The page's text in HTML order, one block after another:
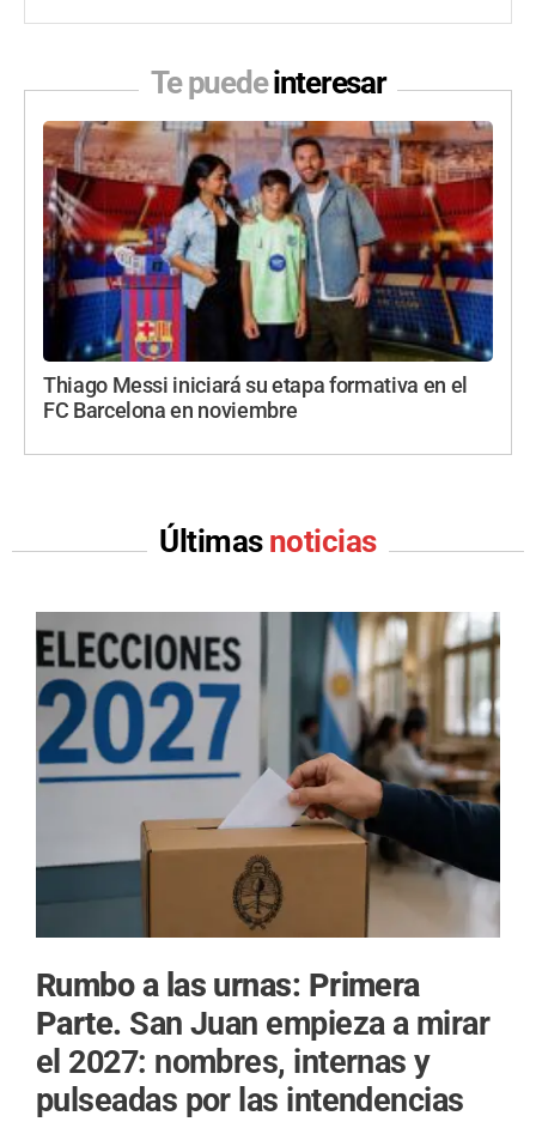
Te puedeinteresar
Thiago Messi iniciará su etapa formativa en el
FC Barcelona en noviembre
Últimas noticias
Rumbo a las urnas: Primera
Parte. San Juan empieza a mirar
el 2027: nombres, internas y
pulseadas por las intendencias